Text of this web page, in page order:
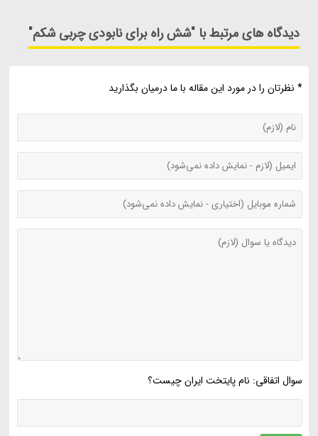
دیدگاه های مرتبط با "شش راه برای نابودی چربی شکم"
* نظرتان را در مورد این مقاله با ما درمیان بگذارید
سوال اتفاقی: نام پایتخت ایران چیست؟